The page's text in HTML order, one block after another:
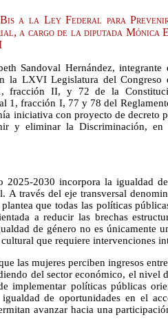
a la Ley Federal para
a cargo de la diputada Mónica
Sandoval Hernández,
la LXVI Legislatura del
fracción II, y 72 de la
1, fracción I, 77 y 78 del
iniciativa con proyecto de decreto
y eliminar la Discriminación, en
2025-2030 incorpora la igualdad
A través del eje transversal
que todas las políticas
a reducir las brechas
de género no es únicamente
que requiere intervenciones
las mujeres perciben ingresos
del sector económico, el nivel
implementar políticas públicas
de oportunidades en el
avanzar hacia una